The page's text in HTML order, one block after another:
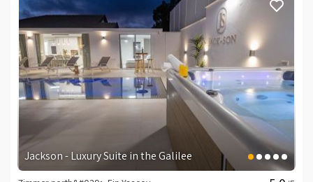
Jackson - Luxury Suite in the Galilee